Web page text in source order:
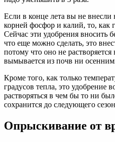
Если в конце лета вы не внесли
корней фосфор и калий, то, как
Сейчас эти удобрения вносить
что еще можно сделать, это
потому что оно не
вымывается из почв ни
Кроме того, как только
градусов тепла, это удобрение
растворяться в чем бы то ни
сохранится до следующего
Опрыскивание от